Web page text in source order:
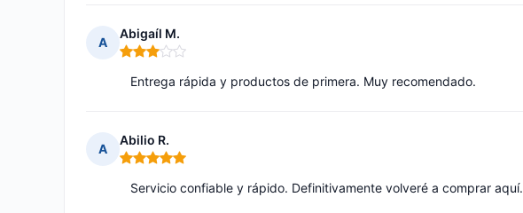
A
Abigaíl M.
Nota: 3 de 5
Entrega rápida y productos de primera. Muy recomendado.
A
Abilio R.
Nota: 5 de 5
Servicio confiable y rápido. Definitivamente volveré a comprar aquí.